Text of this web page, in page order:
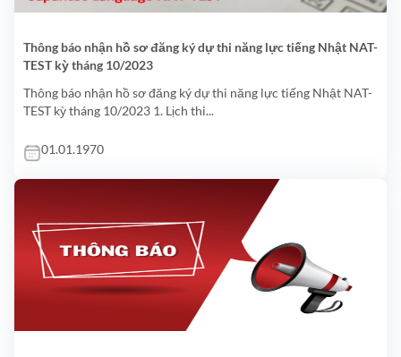
Thông báo nhận hồ sơ đăng ký dự thi năng lực tiếng Nhật NAT-
TEST kỳ tháng 10/2023
Thông báo nhận hồ sơ đăng ký dự thi năng lực tiếng Nhật NAT-
TEST kỳ tháng 10/2023 1. Lịch thi...
01.01.1970